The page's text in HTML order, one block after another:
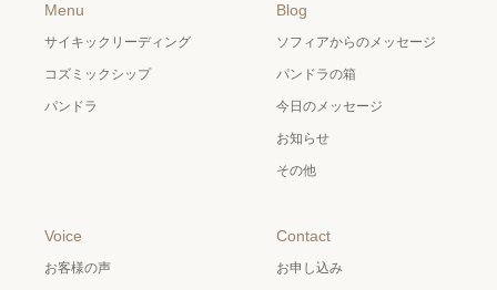
Menu
サイキックリーディング
コズミックシップ
パンドラ
Blog
ソフィアからのメッセージ
パンドラの箱
今日のメッセージ
お知らせ
その他
Voice
お客様の声
Contact
お申し込み